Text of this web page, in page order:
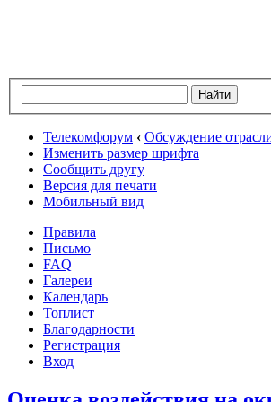
Телекомфорум ‹ Обсуждение
Изменить размер шрифта
Сообщить другу
Версия для печати
Мобильный вид
Правила
Письмо
FAQ
Галереи
Календарь
Топлист
Благодарности
Регистрация
Вход